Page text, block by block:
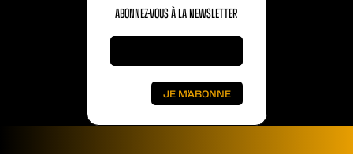
ABONNEZ-VOUS À LA NEWSLETTER